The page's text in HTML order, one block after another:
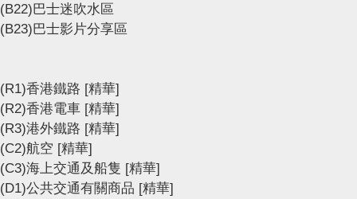
(B22)巴士迷吹水區
(B23)巴士影片分享區
(R1)香港鐵路 [精華]
(R2)香港電車 [精華]
(R3)港外鐵路 [精華]
(C2)航空 [精華]
(C3)海上交通及船隻 [精華]
(D1)公共交通有關商品 [精華]